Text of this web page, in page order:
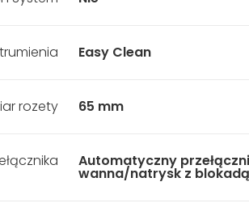
Easy Clean
rozety 65 mm
Automatyczny
wanna/natrysk z blokadą